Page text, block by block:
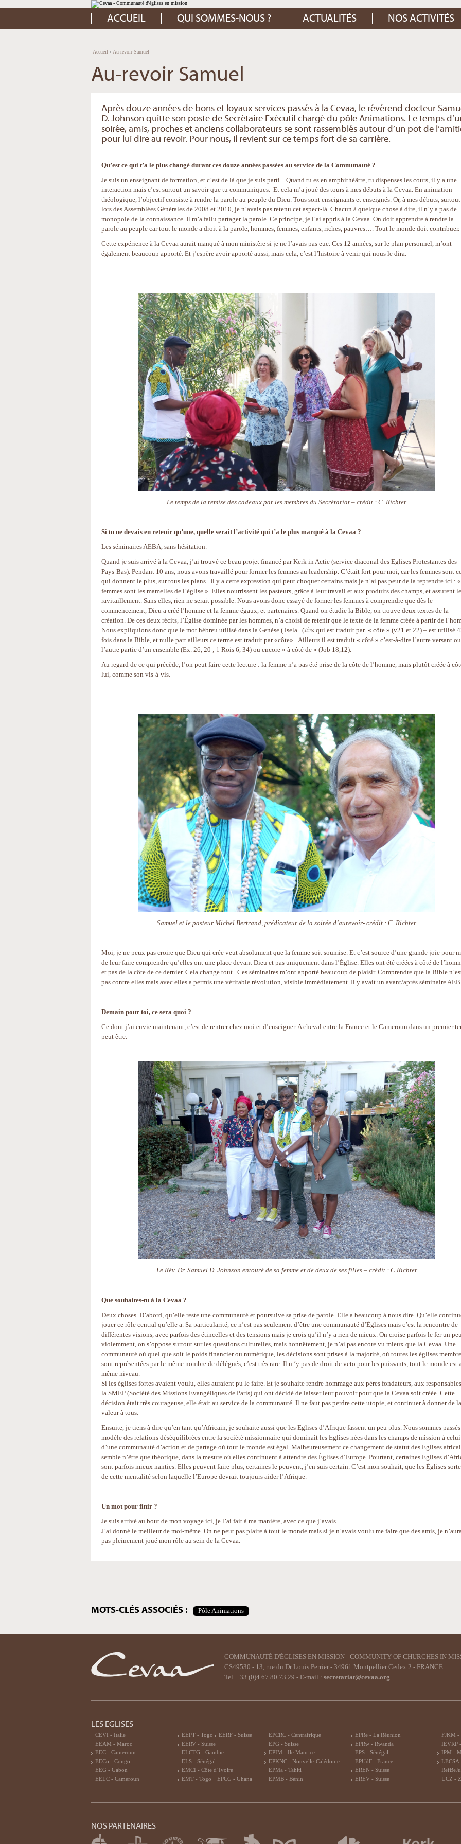
Aller
au
contenu.
Aller
à
Outils
personnels
ACCUEIL QUI SOMMES-NOUS ? ACTUALITÉS NOS ACTIVITÉS
Accueil › Au-revoir Samuel
Au-revoir Samuel
Après douze années de bons et loyaux services passés à la Cevaa, le révérend docteur
D. Johnson quitte son poste de Secrétaire Exécutif chargé du pôle Animations. Le temps
soirée, amis, proches et anciens collaborateurs se sont rassemblés autour d’un pot de
pour lui dire au revoir. Pour nous, il revient sur ce temps fort de sa carrière.
Qu’est ce qui t’a le plus changé durant ces douze années passées au service de la Communauté ?
Je suis un enseignant de formation, et c’est de là que je suis parti... Quand tu es en amphithéâtre, tu dispenses les cours, il y a une
interaction mais c’est surtout un savoir que tu communiques. Et cela m’a joué des tours à mes débuts à la Cevaa. En animation
théologique, l’objectif consiste à rendre la parole au peuple du Dieu. Tous sont enseignants et enseignés. Or, à mes débuts, surtout
lors des Assemblées Générales de 2008 et 2010, je n’avais pas retenu cet aspect-là. Chacun à quelque chose à dire, il n’y a pas de
monopole de la connaissance. Il m’a fallu partager la parole. Ce principe, je l’ai appris à la Cevaa. On doit apprendre à rendre la
parole au peuple car tout le monde a droit à la parole, hommes, femmes, enfants, riches, pauvres…. Tout le monde doit contribuer.
Cette expérience à la Cevaa aurait manqué à mon ministère si je ne l’avais pas eue. Ces 12 années, sur le plan personnel, m’ont
également beaucoup apporté. Et j’espère avoir apporté aussi, mais cela, c’est l’histoire à venir qui nous le dira.
Le temps de la remise des cadeaux par les membres du Secrétariat – crédit : C. Richter
Si tu ne devais en retenir qu’une, quelle serait l’activité qui t’a le plus marqué à la Cevaa ?
Les séminaires AEBA, sans hésitation.
Quand je suis arrivé à la Cevaa, j’ai trouvé ce beau projet financé par Kerk in Actie (service diaconal des Eglises Protestantes des
Pays-Bas). Pendant 10 ans, nous avons travaillé pour former les femmes au leadership. C’était fort pour moi, car les femmes sont
qui donnent le plus, sur tous les plans. Il y a cette expression qui peut choquer certains mais je n’ai pas peur de la reprendre ici :
femmes sont les mamelles de l’église ». Elles nourrissent les pasteurs, grâce à leur travail et aux produits des champs, et assurent le
ravitaillement. Sans elles, rien ne serait possible. Nous avons donc essayé de former les femmes à comprendre que dès le
commencement, Dieu a créé l’homme et la femme égaux, et partenaires. Quand on étudie la Bible, on trouve deux textes de la
création. De ces deux récits, l’Église dominée par les hommes, n’a choisi de retenir que le texte de la femme créée à partir de
Nous expliquions donc que le mot hébreu utilisé dans la Genèse (Tsela (צלע qui est traduit par « côte » (v21 et 22) – est utilisé 42
fois dans la Bible, et nulle part ailleurs ce terme est traduit par «côte». Ailleurs il est traduit « côté » c’est-à-dire l’autre versant ou
l’autre partie d’un ensemble (Ex. 26, 20 ; 1 Rois 6, 34) ou encore « à côté de » (Job 18,12).
Au regard de ce qui précède, l’on peut faire cette lecture : la femme n’a pas été prise de la côte de l’homme, mais plutôt créée à
lui, comme son vis-à-vis.
Samuel et le pasteur Michel Bertrand, prédicateur de la soirée d’aurevoir- crédit : C. Richter
Moi, je ne peux pas croire que Dieu qui crée veut absolument que la femme soit soumise. Et c’est source d’une grande joie pour
de leur faire comprendre qu’elles ont une place devant Dieu et pas uniquement dans l’Église. Elles ont été créées à côté de
et pas de la côte de ce dernier. Cela change tout. Ces séminaires m’ont apporté beaucoup de plaisir. Comprendre que la Bible
pas contre elles mais avec elles a permis une véritable révolution, visible immédiatement. Il y avait un avant/après séminaire
Demain pour toi, ce sera quoi ?
Ce dont j’ai envie maintenant, c’est de rentrer chez moi et d’enseigner. A cheval entre la France et le Cameroun dans un premier
peut être.
Le Rév. Dr. Samuel D. Johnson entouré de sa femme et de deux de ses filles – crédit : C.Richter
Que souhaites-tu à la Cevaa ?
Deux choses. D’abord, qu’elle reste une communauté et poursuive sa prise de parole. Elle a beaucoup à nous dire. Qu’elle
jouer ce rôle central qu’elle a. Sa particularité, ce n’est pas seulement d’être une communauté d’Églises mais c’est la rencontre de
différentes visions, avec parfois des étincelles et des tensions mais je crois qu’il n’y a rien de mieux. On croise parfois le fer un peu
violemment, on s’oppose surtout sur les questions culturelles, mais honnêtement, je n’ai pas encore vu mieux que la Cevaa. Une
communauté où quel que soit le poids financier ou numérique, les décisions sont prises à la majorité, où toutes les églises
sont représentées par le même nombre de délégués, c’est très rare. Il n ‘y pas de droit de veto pour les puissants, tout le monde est
même niveau.
Si les églises fortes avaient voulu, elles auraient pu le faire. Et je souhaite rendre hommage aux pères fondateurs, aux
la SMEP (Société des Missions Evangéliques de Paris) qui ont décidé de laisser leur pouvoir pour que la Cevaa soit créée. Cette
décision était très courageuse, elle était au service de la communauté. Il ne faut pas perdre cette utopie, et continuer à donner de la
valeur à tous.
Ensuite, je tiens à dire qu’en tant qu’Africain, je souhaite aussi que les Eglises d’Afrique fassent un peu plus. Nous sommes
modèle des relations déséquilibrées entre la société missionnaire qui dominait les Eglises nées dans les champs de mission à celui
d’une communauté d’action et de partage où tout le monde est égal. Malheureusement ce changement de statut des Eglises
semble n’être que théorique, dans la mesure où elles continuent à attendre des Églises d‘Europe. Pourtant, certaines Eglises
sont parfois mieux nanties. Elles peuvent faire plus, certaines le peuvent, j’en suis certain. C’est mon souhait, que les Églises
de cette mentalité selon laquelle l’Europe devrait toujours aider l’Afrique.
Un mot pour finir ?
Je suis arrivé au bout de mon voyage ici, je l’ai fait à ma manière, avec ce que j’avais.
J’ai donné le meilleur de moi-même. On ne peut pas plaire à tout le monde mais si je n’avais voulu me faire que des amis, je
pas pleinement joué mon rôle au sein de la Cevaa.
MOTS-CLÉS ASSOCIÉS : Pôle Animations
COMMUNAUTÉ D'ÉGLISES EN MISSION - COMMUNITY OF CHURCHES IN
CS49530 - 13, rue du Dr Louis Perrier - 34961 Montpellier Cedex 2 - FRANCE
Tel. +33 (0)4 67 80 73 29 - E-mail : secretariat@cevaa.org
LES EGLISES
CEVI - Italie
EEAM - Maroc
EEC - Cameroun
EECo - Congo
EEG - Gabon
EELC - Cameroun
EEPT - Togo
EERF - Suisse
EERV - Suisse
ELCTG - Gambie
ELS - Sénégal
EMCI - Côte d’Ivoire
EMT - Togo
EPCG - Ghana
EPCRC - Centrafrique
EPG - Suisse
EPIM - Ile Maurice
EPKNC - Nouvelle-Calédonie
EPMa - Tahiti
EPMB - Bénin
EPRe - La Réunion
EPRw - Rwanda
EPS - Sénégal
EPUdF - France
EREN - Suisse
EREV - Suisse
FJKM -
IEVRP
IPM -
LECSA
UCZ -
NOS PARTENAIRES